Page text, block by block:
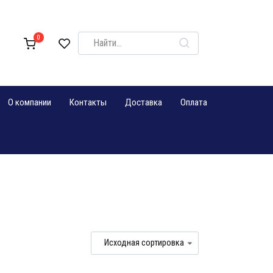
0
Search
for:
О компании Контакты Доставка Оплата